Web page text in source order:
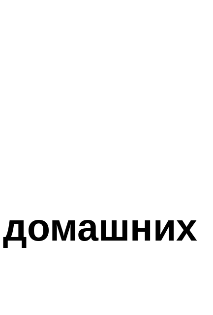
домашних